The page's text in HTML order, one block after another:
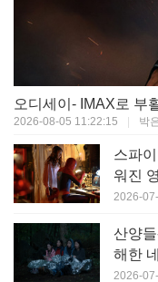
2026-08-05 11:22:15 박
스파
워진
르다 (
2026-
산양
해한
2026-